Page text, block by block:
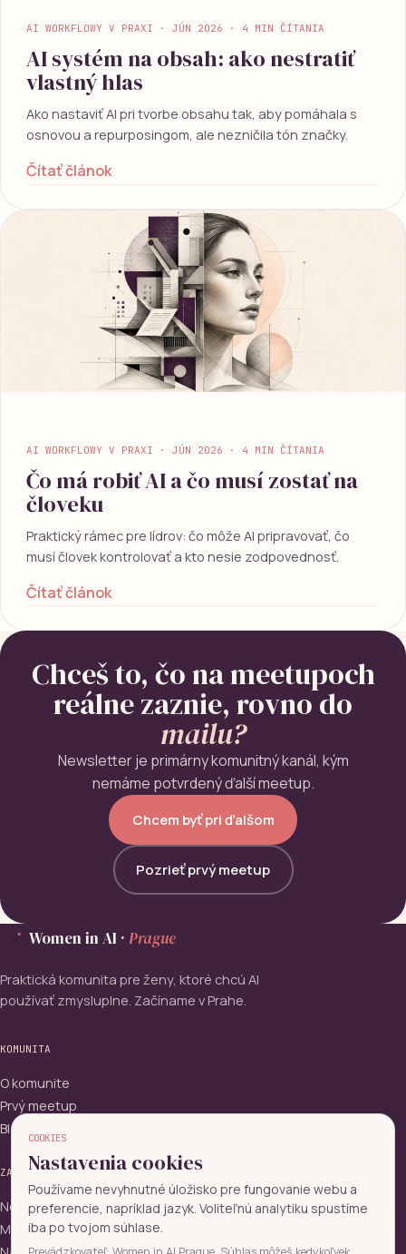
AI WORKFLOWY V PRAXI · JÚN 2026 · 4 MIN ČÍTANIA
AI systém na obsah: ako nestratiť
vlastný hlas
Ako nastaviť AI pri tvorbe obsahu tak, aby pomáhala s
osnovou a repurposingom, ale nezničila tón značky.
Čítať článok
AI WORKFLOWY V PRAXI · JÚN 2026 · 4 MIN ČÍTANIA
Čo má robiť AI a čo musí zostať na
človeku
Praktický rámec pre lídrov: čo môže AI pripravovať, čo
musí človek kontrolovať a kto nesie zodpovednosť.
Čítať článok
Chceš to, čo na meetupoch
reálne zaznie, rovno do
mailu?
Newsletter je primárny komunitný kanál, kým
nemáme potvrdený ďalší meetup.
Chcem byť pri ďalšom
Pozrieť prvý meetup
Women in AI · Prague
Praktická komunita pre ženy, ktoré chcú AI
používať zmysluplne. Začíname v Prahe.
KOMUNITA
O komunite
Prvý meetup
Blog
ZAPOJ SA
Newsletter
Meetupy
COOKIES
Nastavenia cookies
Používame nevyhnutné úložisko pre fungovanie webu a
preferencie, napríklad jazyk. Voliteľnú analytiku spustíme
iba po tvojom súhlase.